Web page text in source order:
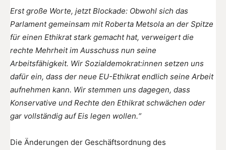
Erst große Worte, jetzt Blockade: Obwohl sich das
Parlament gemeinsam mit Roberta Metsola an der Spitze
für einen Ethikrat stark gemacht hat, verweigert die
rechte Mehrheit im Ausschuss nun seine
Arbeitsfähigkeit. Wir Sozialdemokrat:innen setzen uns
dafür ein, dass der neue EU-Ethikrat endlich seine Arbeit
aufnehmen kann. Wir stemmen uns dagegen, dass
Konservative und Rechte den Ethikrat schwächen oder
gar vollständig auf Eis legen wollen.“
Die Änderungen der Geschäftsordnung des